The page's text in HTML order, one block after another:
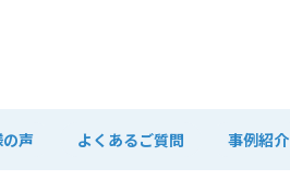
声 よくあるご質問 事例紹介